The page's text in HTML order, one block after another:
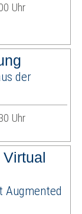
Uhr
der
Uhr
Augmented